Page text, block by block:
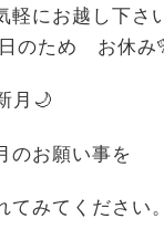
越し下さい
のため お休み
月 🌙
い事を
ください。